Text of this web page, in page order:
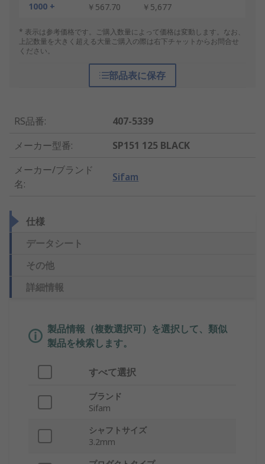
1000 +
￥567.70 ￥5,677
* 表示は参考価格です。ご購入数量によって価格は変動します。なお、
上記数量を大きく超える大量ご購入の際は右下チャットからお問合せ
ください。
部品表に保存
RS品番:
407-5339
メーカー型番:
SP151 125 BLACK
メーカー/ブランド
名:
Sifam
仕様
データシート
その他
詳細情報
製品情報（複数選択可）を選択して、類似
製品を検索します。
すべて選択
ブランド
Sifam
シャフトサイズ
3.2mm